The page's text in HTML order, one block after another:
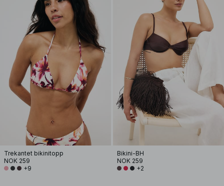
Trekantet bikinitopp
NOK 259
+9
Bikini-BH
NOK 259
+2